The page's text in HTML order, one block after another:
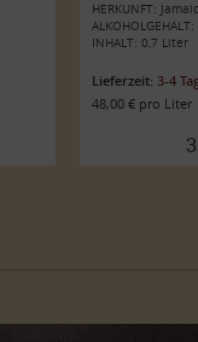
HERKUNFT:
INHALT: 0,7 Liter
Lieferzeit: 3-4
48,00 € pro Liter